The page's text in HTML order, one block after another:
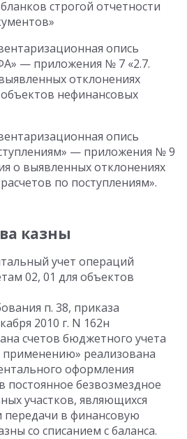
строгой отчетности
опись
— приложения № 7 «2.7.
отклонениях
объектов нефинансовых
опись
— приложения № 9
о выявленных отклонениях
по поступлениям».
казны
учет операций
02, 01 для объектов
п. 38, приказа
2010 г. N 162н
счетов бюджетного учета
реализована
оформления
постоянное безвозмездное
участков, являющихся
в финансовую
со списанием с баланса.